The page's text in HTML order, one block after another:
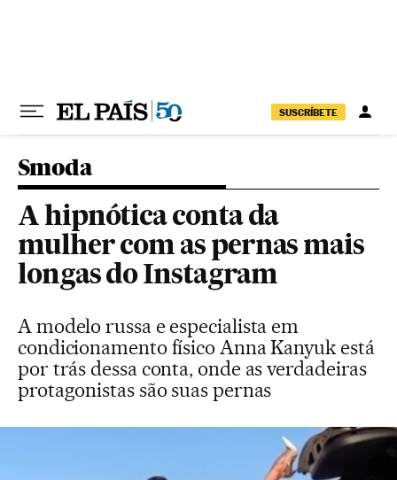
SUSCRÍBETE
Smoda
A hipnótica conta da
mulher com as pernas mais
longas do Instagram
A modelo russa e especialista em
condicionamento físico Anna Kanyuk está
por trás dessa conta, onde as verdadeiras
protagonistas são suas pernas